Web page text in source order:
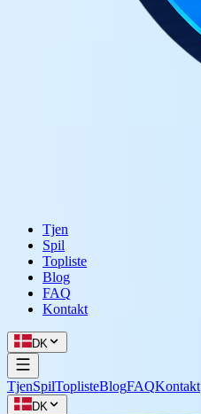
Tjen
Spil
Topliste
Blog
FAQ
Kontakt
DK
TjenSpilToplisteBlogFAQKontakt
DK